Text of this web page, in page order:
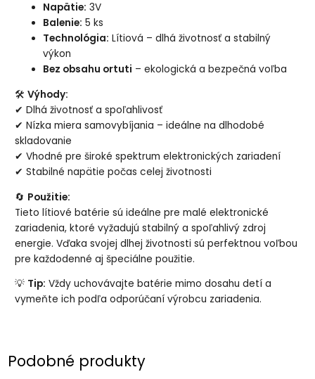
Napätie: 3V
Balenie: 5 ks
Technológia: Lítiová – dlhá životnosť a stabilný
výkon
Bez obsahu ortuti – ekologická a bezpečná voľba
🛠Výhody:
✔ Dlhá životnosť a spoľahlivosť
✔ Nízka miera samovybíjania – ideálne na dlhodobé
skladovanie
✔ Vhodné pre široké spektrum elektronických zariadení
✔ Stabilné napätie počas celej životnosti
🔄 Použitie:
Tieto lítiové batérie sú ideálne pre malé elektronické
zariadenia, ktoré vyžadujú stabilný a spoľahlivý zdroj
energie. Vďaka svojej dlhej životnosti sú perfektnou voľbou
pre každodenné aj špeciálne použitie.
💡 Tip: Vždy uchovávajte batérie mimo dosahu detí a
vymeňte ich podľa odporúčaní výrobcu zariadenia.
Podobné produkty